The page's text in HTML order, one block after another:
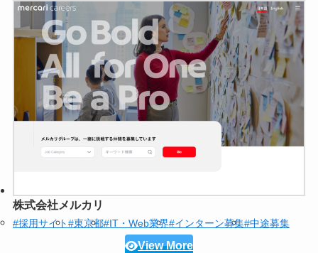
株式会社メルカリ
#採用サイト#東京都#IT・Web業界#インターン募集#中途募集
View More